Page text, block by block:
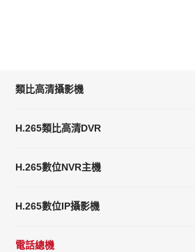
類比高清攝影機
H.265類比高清DVR
H.265數位NVR主機
H.265數位IP攝影機
電話總機